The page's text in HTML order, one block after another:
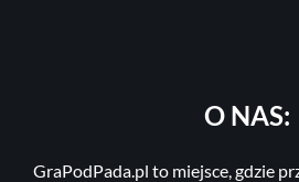
O NAS:
GraPodPada.pl to miejsce, gdzie